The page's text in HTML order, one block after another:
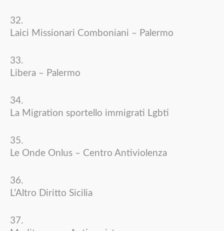
Laici Missionari Comboniani – Palermo
Libera – Palermo
La Migration sportello immigrati Lgbti
Le Onde Onlus – Centro Antiviolenza
L’Altro Diritto Sicilia